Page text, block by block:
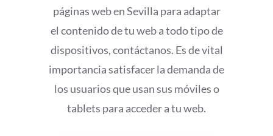
páginas web en Sevilla para adaptar
el contenido de tu web a todo tipo de
dispositivos, contáctanos. Es de vital
importancia satisfacer la demanda de
los usuarios que usan sus móviles o
tablets para acceder a tu web.